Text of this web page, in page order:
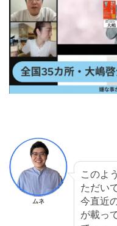
ムネ
このよ
ただい
今直近
が載っ